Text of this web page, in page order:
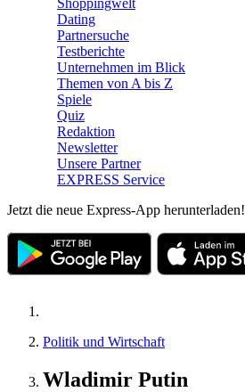
Shoppingwelt
Dating
Partnersuche
Testberichte
Unternehmen im Blick
Themen von A bis Z
Spiele
Quiz
Redaktion
Newsletter
Unsere Partner
EXPRESS Service
Jetzt die neue Express-App herunterladen!
Politik und Wirtschaft
Wladimir Putin